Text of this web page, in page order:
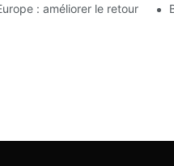
: améliorer le retour sur